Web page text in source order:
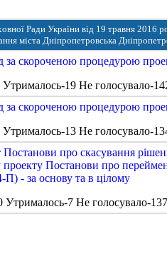
Ради України від 19 травня 2016
міста Дніпропетровська
за скороченою процедурою
19 Не голосувало-
за скороченою процедурою
13 Не голосувало-
про скасування
Постанови про
П) - за основу та в цілому
Утрималось-7 Не голосувало-137